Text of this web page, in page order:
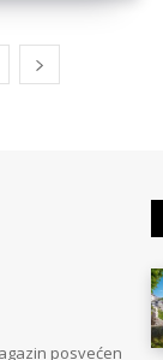
posvećen